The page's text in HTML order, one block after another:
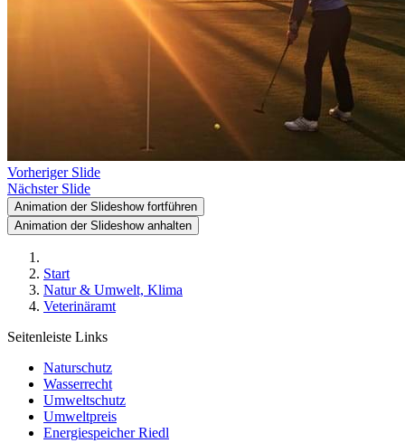
Vorheriger Slide
Nächster Slide
Animation der Slideshow fortführen
Animation der Slideshow anhalten
Start
Natur & Umwelt, Klima
Veterinäramt
Seitenleiste Links
Naturschutz
Wasserrecht
Umweltschutz
Umweltpreis
Energiespeicher Riedl